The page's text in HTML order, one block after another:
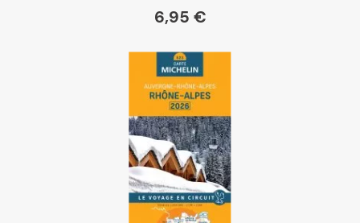
6,95 €